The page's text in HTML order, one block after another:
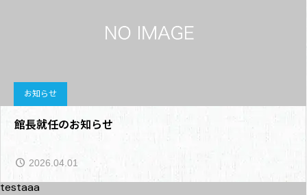
お知らせ
館長就任のお知らせ
2026.04.01
testaaa